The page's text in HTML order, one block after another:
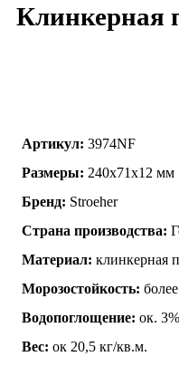
Клинкерная
Артикул: 3974NF
Размеры: 240x71x12 мм
Бренд: Stroeher
Страна производства:
Материал: клинкерная
Морозостойкость:
Водопоглощение: ок. 3%
Вес: ок 20,5 кг/кв.м.